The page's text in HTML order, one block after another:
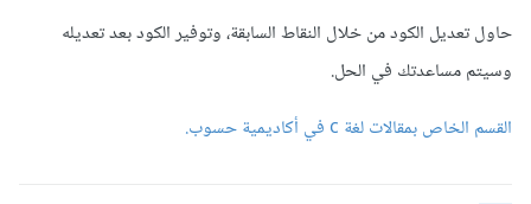
حاول تعديل الكود من خلال النقاط السابقة، وتوفير الكود بعد تعديله
وسيتم مساعدتك في الحل.
القسم الخاص بمقالات لغة c في أكاديمية حسوب.